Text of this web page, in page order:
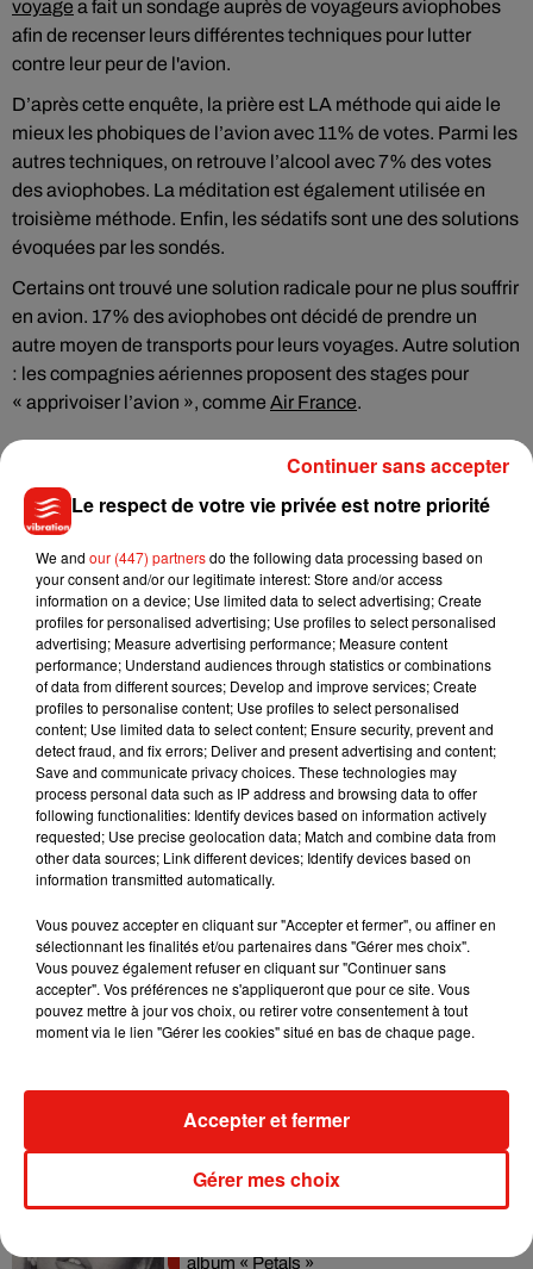
voyage a fait un sondage auprès de voyageurs aviophobes
afin de recenser leurs différentes techniques pour lutter
contre leur peur de l'avion.
D’après cette enquête, la prière est LA méthode qui aide le
mieux les phobiques de l’avion avec 11% de votes. Parmi les
autres techniques, on retrouve l’alcool avec 7% des votes
des aviophobes. La méditation est également utilisée en
troisième méthode. Enfin, les sédatifs sont une des solutions
évoquées par les sondés.
Certains ont trouvé une solution radicale pour ne plus souffrir
en avion. 17% des aviophobes ont décidé de prendre un
autre moyen de transports pour leurs voyages. Autre solution
: les compagnies aériennes proposent des stages pour
« apprivoiser l’avion », comme Air France.
Musique
5 août 2026
Benny Blanco invite Selena Gomez et
Becky G sur son nouveau single
4 août 2026
Tiny Desk invite Charlie Puth pour une
live session solaire
4 août 2026
Ariana Grande prendra une pause après
sa tournée mondiale
31 juillet 2026
album « Petals »
Le respect de votre vie privée est notre priorité
We and our (447) partnersdo the following data processing based on
your consent and/or our legitimate interest: Store and/or access
information on a device; Use limited data to select advertising; Create
profiles for personalised advertising; Use profiles to select personalised
advertising; Measure advertising performance; Measure content
performance; Understand audiences through statistics or combinations
of data from different sources; Develop and improve services; Create
profiles to personalise content; Use profiles to select personalised
content; Use limited data to select content; Ensure security, prevent and
detect fraud, and fix errors; Deliver and present advertising and content;
Save and communicate privacy choices. These technologies may
process personal data such as IP address and browsing data to offer
following functionalities: Identify devices based on information actively
requested; Use precise geolocation data; Match and combine data from
other data sources; Link different devices; Identify devices based on
information transmitted automatically.
Vous pouvez accepter en cliquant sur "Accepter et fermer", ou affiner en
sélectionnant les finalités et/ou partenaires dans "Gérer mes choix".
Vous pouvez également refuser en cliquant sur "Continuer sans
accepter". Vos préférences ne s'appliqueront que pour ce site. Vous
pouvez mettre à jour vos choix, ou retirer votre consentement à tout
moment via le lien "Gérer les cookies" situé en bas de chaque page.
Gérer mes choix
Accepter et fermer
Continuer sans accepter